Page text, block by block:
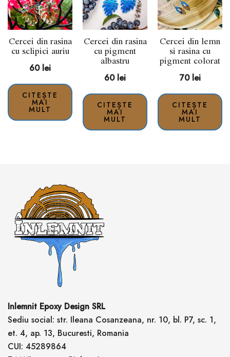
Cercei din rasina
cu sclipici auriu
60 lei
CITEȘTE
MAI
MULT
Cercei din rasina
cu pigment
albastru
60 lei
CITEȘTE
MAI
MULT
Cercei din lemn
si rasina cu
pigment colorat
70 lei
CITEȘTE
MAI
MULT
Inlemnit Epoxy Design SRL
Sediu social: str. Ileana Cosanzeana, nr. 10, bl. P7, sc. 1,
et. 4, ap. 13, Bucuresti, Romania
CUI: 45289864